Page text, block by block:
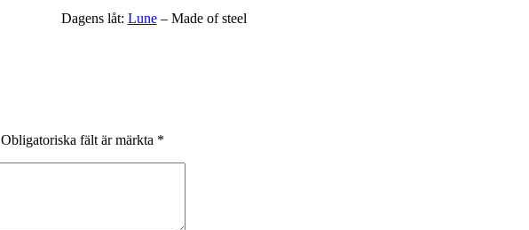
Dagens låt: Lune– Made of steel
Obligatoriska fält är märkta *